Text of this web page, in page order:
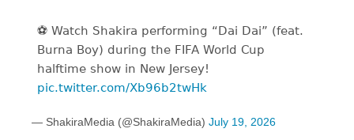
⚽️️ Watch Shakira performing “Dai Dai” (feat.
Burna Boy) during the FIFA World Cup
halftime show in New Jersey!
pic.twitter.com/Xb96b2twHk
— ShakiraMedia (@ShakiraMedia) July 19, 2026